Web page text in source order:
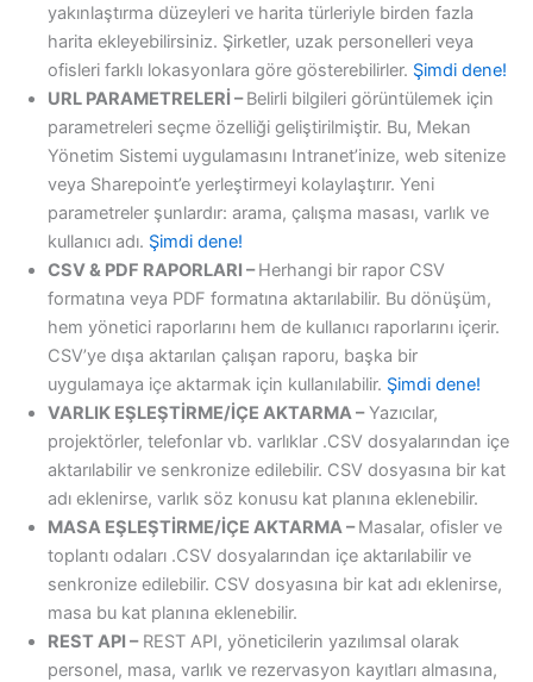
yakınlaştırma düzeyleri ve harita türleriyle birden fazla
harita ekleyebilirsiniz. Şirketler, uzak personelleri veya
ofisleri farklı lokasyonlara göre gösterebilirler. Şimdi dene!
URL PARAMETRELERİ –Belirli bilgileri görüntülemek için
parametreleri seçme özelliği geliştirilmiştir. Bu, Mekan
Yönetim Sistemi uygulamasını Intranet’inize, web sitenize
veya Sharepoint’e yerleştirmeyi kolaylaştırır. Yeni
parametreler şunlardır: arama, çalışma masası, varlık ve
kullanıcı adı. Şimdi dene!
CSV & PDF RAPORLARI –Herhangi bir rapor CSV
formatına veya PDF formatına aktarılabilir. Bu dönüşüm,
hem yönetici raporlarını hem de kullanıcı raporlarını içerir.
CSV’ye dışa aktarılan çalışan raporu, başka bir
uygulamaya içe aktarmak için kullanılabilir. Şimdi dene!
VARLIK EŞLEŞTİRME/İÇE AKTARMA –Yazıcılar,
projektörler, telefonlar vb. varlıklar .CSV dosyalarından içe
aktarılabilir ve senkronize edilebilir. CSV dosyasına bir kat
adı eklenirse, varlık söz konusu kat planına eklenebilir.
MASA EŞLEŞTİRME/İÇE AKTARMA –Masalar, ofisler ve
toplantı odaları .CSV dosyalarından içe aktarılabilir ve
senkronize edilebilir. CSV dosyasına bir kat adı eklenirse,
masa bu kat planına eklenebilir.
REST API –REST API, yöneticilerin yazılımsal olarak
personel, masa, varlık ve rezervasyon kayıtları almasına,